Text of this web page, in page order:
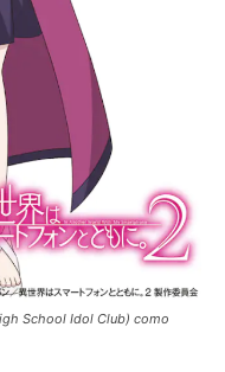
School Idol Club) como